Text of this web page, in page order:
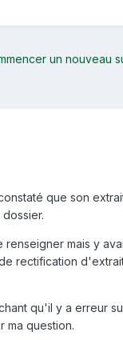
un nouveau
que son
mais y
rectification
qu'il y a erreur
ma question.